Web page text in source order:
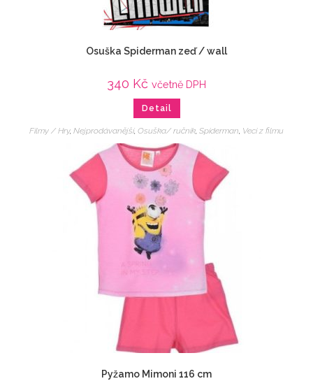
Osuška Spiderman zeď / wall
340 Kč včetně DPH
Detail
Filmy / Hry, Nejprodávanější, Osuška/ ručník Spiderman Veci z filmu
Pyžamo Mimoni 116 cm